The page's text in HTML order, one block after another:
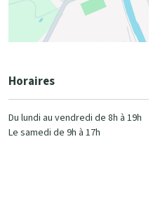
Horaires
Du lundi au vendredi de 8h à 19h
Le samedi de 9h à 17h